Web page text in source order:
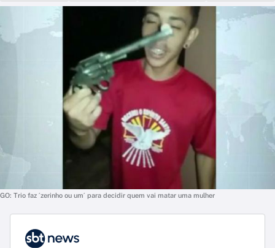
GO: Trio faz ´zerinho ou um´ para decidir quem vai matar uma mulher